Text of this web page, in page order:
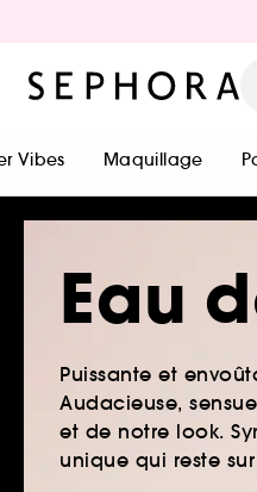
Vibes Maquillage
Eau
Puissante et
Audacieuse,
et de notre look.
unique qui reste